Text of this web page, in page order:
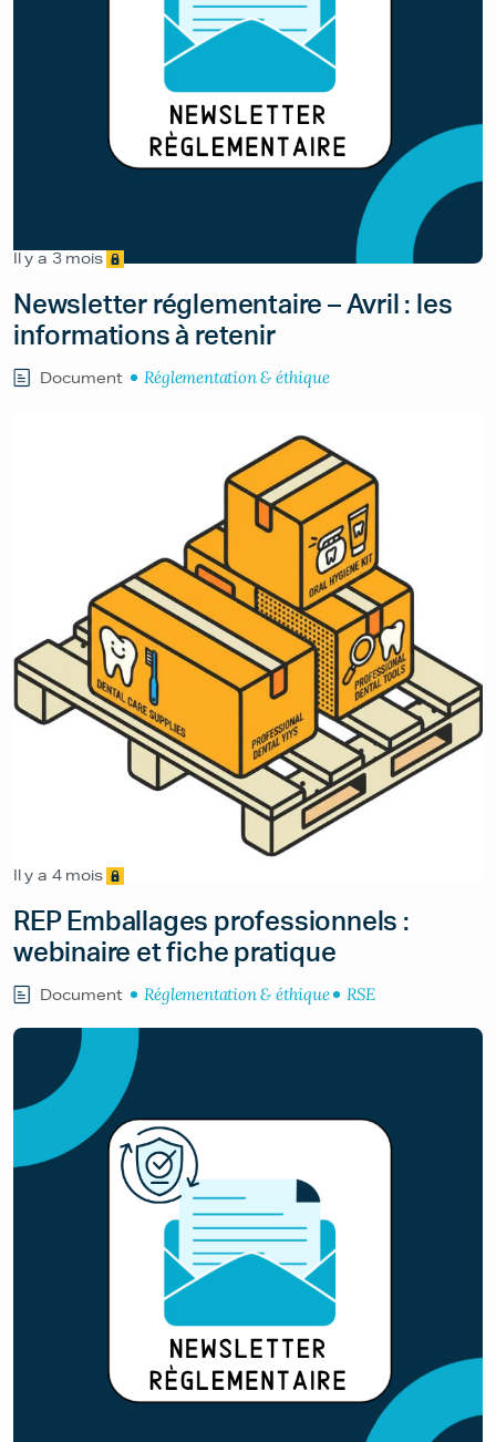
Il y a 3 mois
Newsletter réglementaire – Avril : les
informations à retenir
Document Réglementation & éthique
Il y a 4 mois
REP Emballages professionnels :
webinaire et fiche pratique
Document Réglementation & éthique RSE